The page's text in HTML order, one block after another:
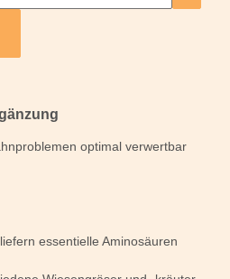
optimal verwertbar
essentielle Aminosäuren